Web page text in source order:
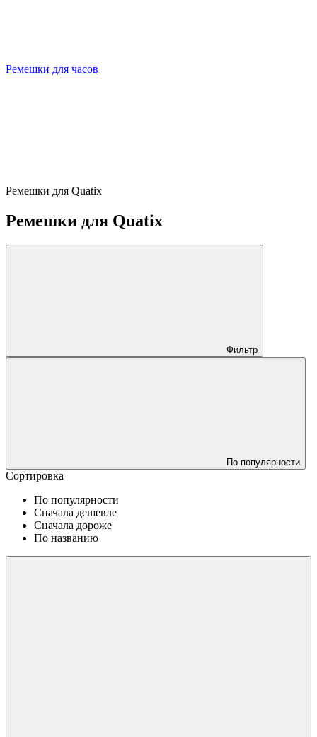
Ремешки для часов
Ремешки для Quatix
Ремешки для Quatix
Фильтр
По популярности
Сортировка
По популярности
Сначала дешевле
Сначала дороже
По названию